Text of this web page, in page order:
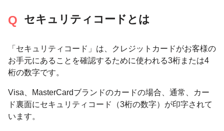
セキュリティコードとは
「セキュリティコード」は、クレジットカードがお客様の
お手元にあることを確認するために使われる3桁または4
桁の数字です。
Visa、MasterCardブランドのカードの場合、通常、カー
ド裏面にセキュリティコード（3桁の数字）が印字されて
います。